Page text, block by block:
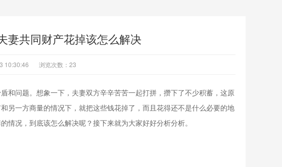
妻共同财产花掉该怎么解决
10:30:46 浏览次数：23
和问题。想象一下，夫妻双方辛辛苦苦一起打拼，攒下了不少积蓄，这原
另一方商量的情况下，就把这些钱花掉了，而且花得还不是什么必要的地
况，到底该怎么解决呢？接下来就为大家好好分析分析。